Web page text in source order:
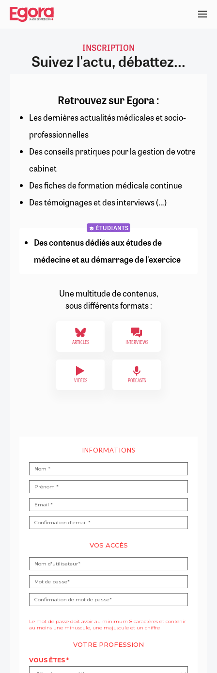
Aller
contenu
INSCRIPTION
Suivez l'actu, débattez...
Retrouvez sur Egora :
Les dernières actualités médicales et socio-
professionnelles
Des conseils pratiques pour la gestion de votre
cabinet
Des fiches de formation médicale continue
Des témoignages et des interviews (…)
ÉTUDIANTS
Des contenus dédiés aux études de
médecine et au démarrage de l'exercice
Une multitude de contenus,
sous différents formats :
ARTICLES INTERVIEWS
VIDÉOS PODCASTS